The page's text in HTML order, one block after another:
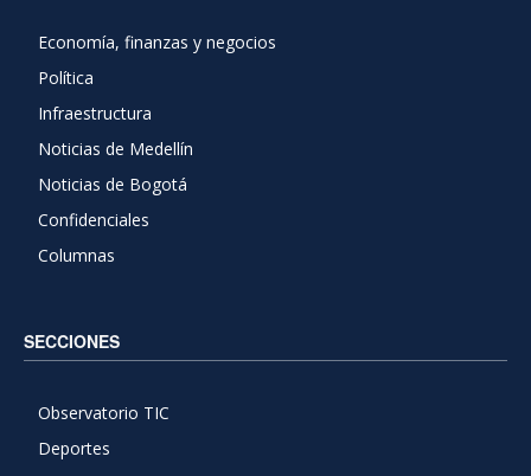
Economía, finanzas y negocios
Política
Infraestructura
Noticias de Medellín
Noticias de Bogotá
Confidenciales
Columnas
SECCIONES
Observatorio TIC
Deportes